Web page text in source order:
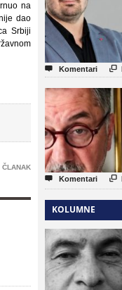
na
dao
Srbiji
ČLANAK
 Komentari 
 Komentari 
KOLUMNE